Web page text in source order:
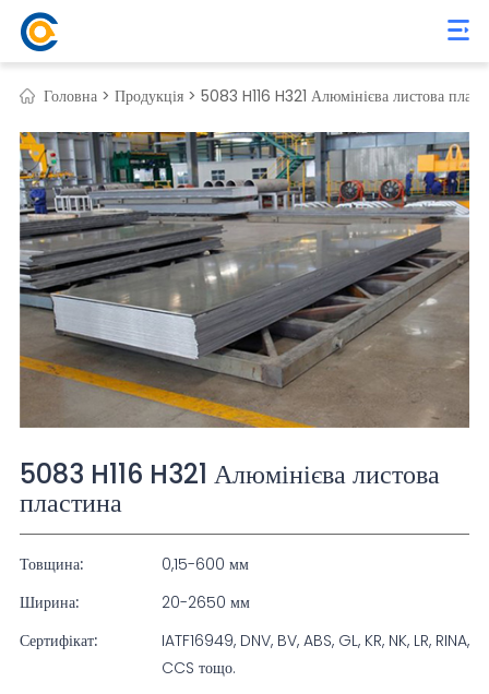
Головна > Продукція > 5083 H116 H321 Алюмінієва листова
5083 H116 H321 Алюмінієва листова
пластина
Товщина:
0,15-600 мм
Ширина:
20-2650 мм
Сертифікат:
IATF16949, DNV, BV, ABS, GL, KR, NK, LR, RINA,
CCS тощо.